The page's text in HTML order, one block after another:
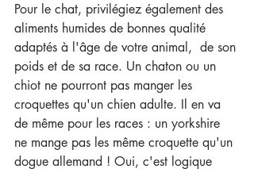
Pour le chat, privilégiez également des
aliments humides de bonnes qualité
adaptés à l'âge de votre animal,  de son
poids et de sa race. Un chaton ou un
chiot ne pourront pas manger les
croquettes qu'un chien adulte. Il en va
de même pour les races : un yorkshire
ne mange pas les même croquette qu'un
dogue allemand ! Oui, c'est logique